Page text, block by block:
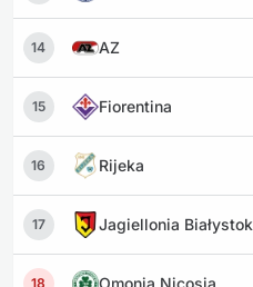
14 AZ
15 Fiorentina
16 Rijeka
17 Jagiellonia Białystok
18 Omonia Nicosia